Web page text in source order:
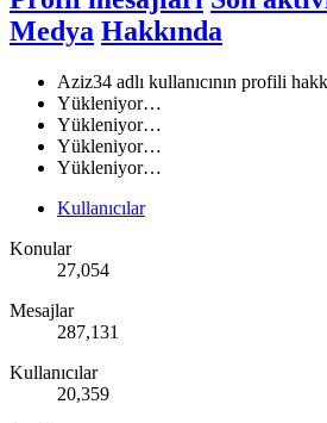
Medya Hakkında
Aziz34 adlı kullanıcının profili
Yükleniyor…
Yükleniyor…
Yükleniyor…
Yükleniyor…
Kullanıcılar
Konular
27,054
Mesajlar
287,131
Kullanıcılar
20,359